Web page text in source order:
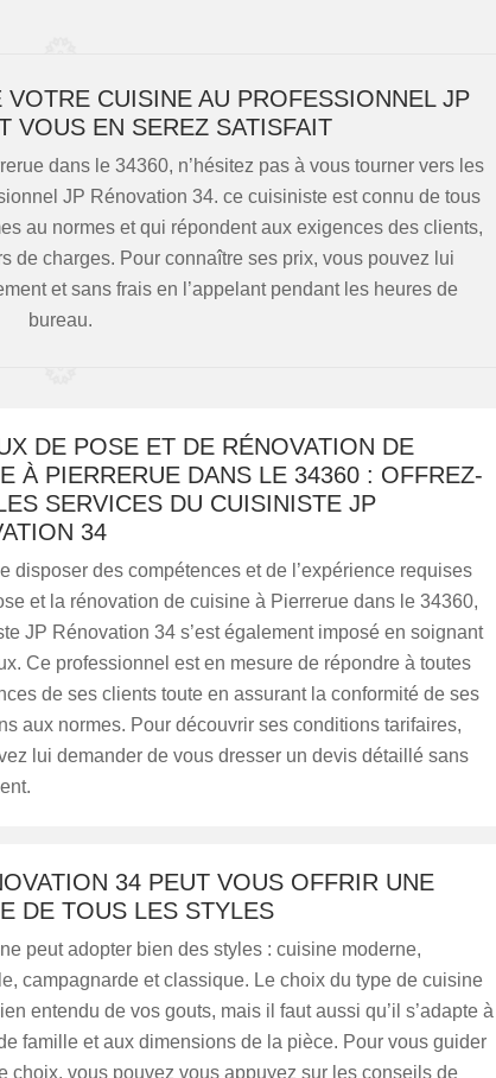
CUISINE AU PROFESSIONNEL JP
VOUS EN SEREZ SATISFAIT
dans le 34360, n’hésitez pas à vous tourner vers les
JP Rénovation 34. ce cuisiniste est connu de tous
au normes et qui répondent aux exigences des clients,
de charges. Pour connaître ses prix, vous pouvez lui
et sans frais en l’appelant pendant les heures de
bureau.
DE POSE ET DE RÉNOVATION DE
À PIERRERUE DANS LE 34360 : OFFREZ-
SERVICES DU CUISINISTE JP
34
disposer des compétences et de l’expérience requises
et la rénovation de cuisine à Pierrerue dans le 34360,
JP Rénovation 34 s’est également imposé en soignant
Ce professionnel est en mesure de répondre à toutes
de ses clients toute en assurant la conformité de ses
aux normes. Pour découvrir ses conditions tarifaires,
lui demander de vous dresser un devis détaillé sans
34 PEUT VOUS OFFRIR UNE
DE TOUS LES STYLES
peut adopter bien des styles : cuisine moderne,
campagnarde et classique. Le choix du type de cuisine
entendu de vos gouts, mais il faut aussi qu’il s’adapte à
famille et aux dimensions de la pièce. Pour vous guider
choix, vous pouvez vous appuyez sur les conseils de